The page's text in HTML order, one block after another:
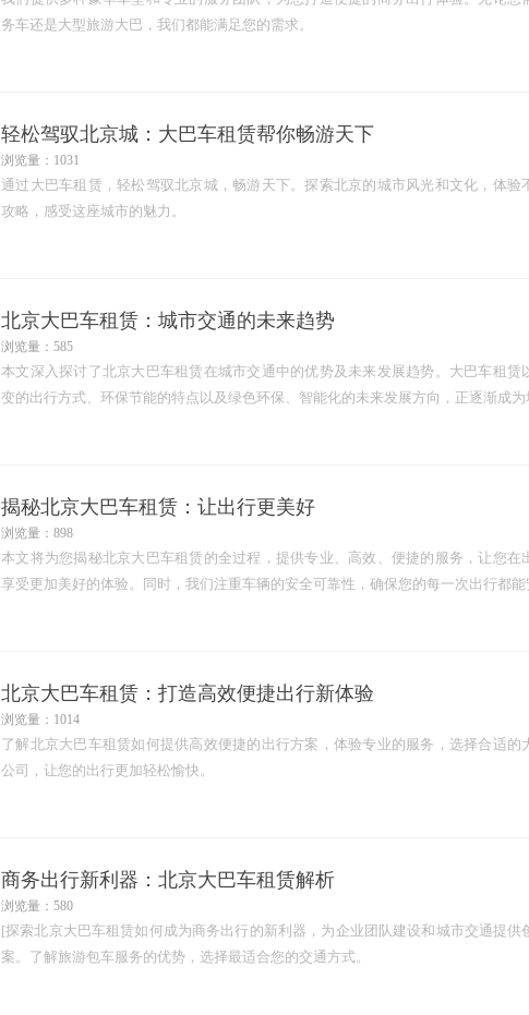
务车还是大型旅游大巴，我们都能满足您的需求。
轻松驾驭北京城：大巴车租赁帮你畅游天下
浏览量：1031
通过大巴车租赁，轻松驾驭北京城，畅游天下。探索北京的城市风光和文化，体验
攻略，感受这座城市的魅力。
北京大巴车租赁：城市交通的未来趋势
浏览量：585
本文深入探讨了北京大巴车租赁在城市交通中的优势及未来发展趋势。大巴车租赁
变的出行方式、环保节能的特点以及绿色环保、智能化的未来发展方向，正逐渐成为
揭秘北京大巴车租赁：让出行更美好
浏览量：898
本文将为您揭秘北京大巴车租赁的全过程，提供专业、高效、便捷的服务，让您在
享受更加美好的体验。同时，我们注重车辆的安全可靠性，确保您的每一次出行都能
北京大巴车租赁：打造高效便捷出行新体验
浏览量：1014
了解北京大巴车租赁如何提供高效便捷的出行方案，体验专业的服务，选择合适的
公司，让您的出行更加轻松愉快。
商务出行新利器：北京大巴车租赁解析
浏览量：580
[探索北京大巴车租赁如何成为商务出行的新利器，为企业团队建设和城市交通提供
案。了解旅游包车服务的优势，选择最适合您的交通方式。